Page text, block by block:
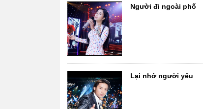
Người đi ngoài phố
Lại nhớ người yêu